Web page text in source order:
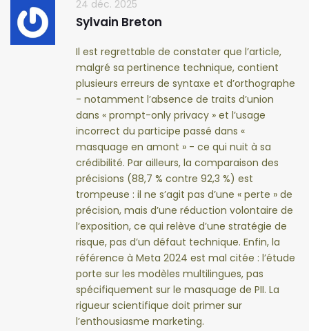
24 déc. 2025
Sylvain Breton
Il est regrettable de constater que l’article,
malgré sa pertinence technique, contient
plusieurs erreurs de syntaxe et d’orthographe
- notamment l’absence de traits d’union
dans « prompt-only privacy » et l’usage
incorrect du participe passé dans «
masquage en amont » - ce qui nuit à sa
crédibilité. Par ailleurs, la comparaison des
précisions (88,7 % contre 92,3 %) est
trompeuse : il ne s’agit pas d’une « perte » de
précision, mais d’une réduction volontaire de
l’exposition, ce qui relève d’une stratégie de
risque, pas d’un défaut technique. Enfin, la
référence à Meta 2024 est mal citée : l’étude
porte sur les modèles multilingues, pas
spécifiquement sur le masquage de PII. La
rigueur scientifique doit primer sur
l’enthousiasme marketing.